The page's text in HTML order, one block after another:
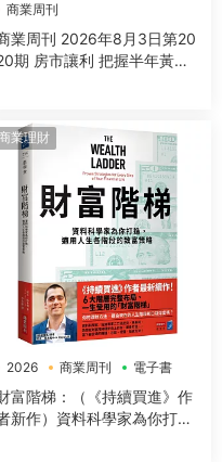
商業周刊
業周刊 2026年8月3日第20
期 房市讓利 把握半年黃金
業理財
2026 商業周刊 電子書
富階梯：（《持續買進》作
新作）資料科學家為你打